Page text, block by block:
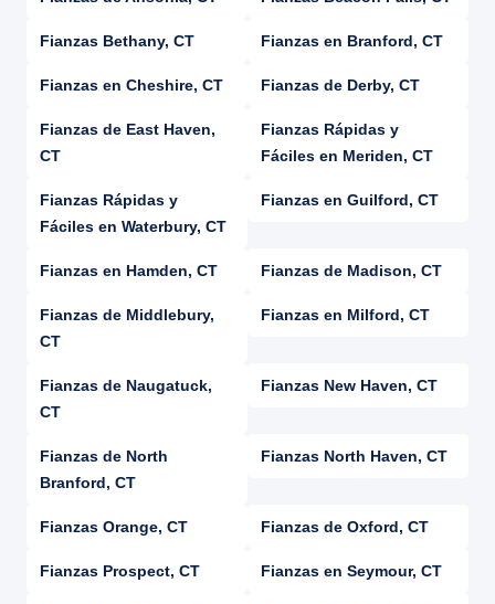
Fianzas Bethany, CT Fianzas en Branford, CT
Fianzas en Cheshire, CT Fianzas de Derby, CT
Fianzas de East Haven,
CT
Fianzas Rápidas y
Fáciles en Meriden, CT
Fianzas Rápidas y
Fáciles en Waterbury, CT
Fianzas en Guilford, CT
Fianzas en Hamden, CT Fianzas de Madison, CT
Fianzas de Middlebury,
CT
Fianzas en Milford, CT
Fianzas de Naugatuck,
CT
Fianzas New Haven, CT
Fianzas de North
Branford, CT
Fianzas North Haven, CT
Fianzas Orange, CT Fianzas de Oxford, CT
Fianzas Prospect, CT Fianzas en Seymour, CT